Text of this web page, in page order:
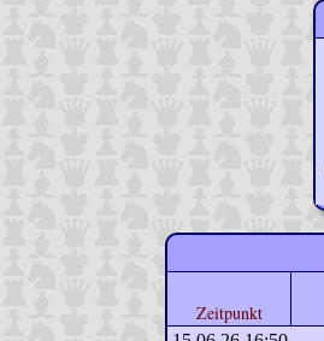
Zeitpunkt